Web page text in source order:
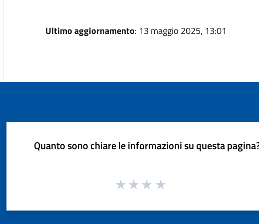
Ultimo aggiornamento: 13 maggio 2025, 13:01
Quanto sono chiare le informazioni su questa